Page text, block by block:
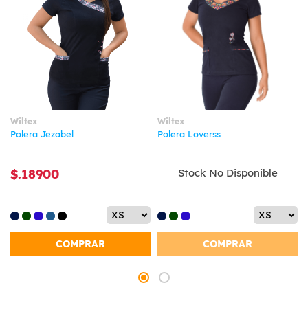
Wiltex
Polera Jezabel
$.18900
COMPRAR
Wiltex
Polera Loverss
Stock No Disponible
COMPRAR